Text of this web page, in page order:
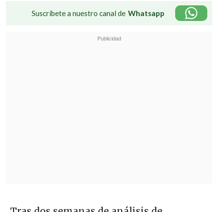
Suscríbete a nuestro canal de Whatsapp